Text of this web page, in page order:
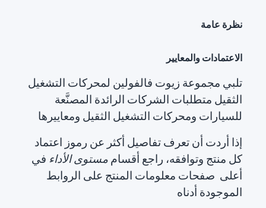
نظرة عامة
الاعتمادات والمعايير
تلبي مجموعة زيوت فالفولين لمحركات التشغيل
الثقيل متطلبات الشركات الرائدة المصنَّعة
للسيارات ومحركات التشغيل الثقيل ومعاييرها
إذا أردت أن تعرف تفاصيل أكثر عن رموز اعتماد
كل منتج وتوافقه، راجع أقسام مستوى الأداء في
أعلى صفحات معلومات المنتج على الروابط
الموجودة أدناه